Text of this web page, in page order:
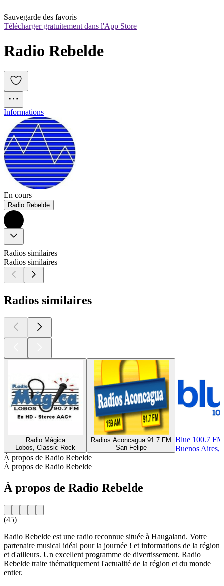
Sauvegarde des favoris
Télécharger gratuitement dans l'App Store
Radio Rebelde
Informations
En cours
Radio Rebelde
Radios similaires
Radios similaires
Radios similaires
Radio Mágica
Lobos, Classic Rock
Radios Aconcagua 91.7 FM
San Felipe
Blue 100.7 FM
Buenos Aires,
À propos de Radio Rebelde
À propos de Radio Rebelde
À propos de Radio Rebelde
(45)
Radio Rebelde est une radio reconnue située à Haugaland. Votre
partenaire musical idéal pour la journée ! et informations de la région
et d'ailleurs. Un excellent programme de divertissement. Radio
Rebelde traite thématiquement l'actualité de la région et du monde
entier.